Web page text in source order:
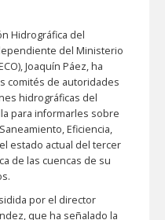
Hidrográfica del
del Ministerio
Joaquín Páez, ha
comités de autoridades
hidrográficas del
para informarles sobre
Eficiencia,
estado actual del tercer
de las cuencas de su
por el director
que ha señalado la